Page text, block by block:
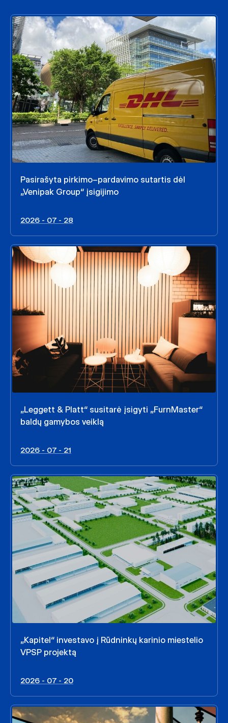
Pasirašyta pirkimo–pardavimo sutartis dėl
„Venipak Group“ įsigijimo
2026 - 07 - 28
„Leggett & Platt“ susitarė įsigyti „FurnMaster“
baldų gamybos veiklą
2026 - 07 - 21
„Kapitel“ investavo į Rūdninkų karinio miestelio
VPSP projektą
2026 - 07 - 20